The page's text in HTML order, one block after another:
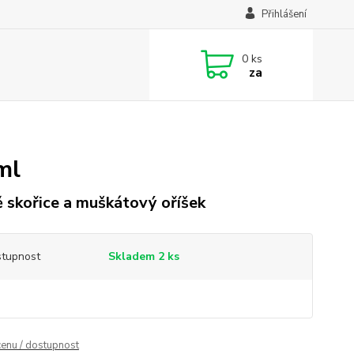
Přihlášení
0 ks
za
skořice a muškátový oříšek
Skladem 2 ks
/ dostupnost